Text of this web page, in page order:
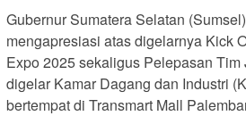
Gubernur Sumatera Selatan
mengapresiasi atas digelarnya Kick
Expo 2025 sekaligus Pelepasan
digelar Kamar Dagang dan Industri
bertempat di Transmart Mall